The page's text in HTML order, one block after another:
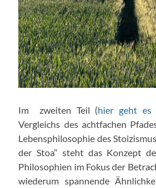
Im zweiten Teil (hier geht es
Vergleichs des achtfachen
Lebensphilosophie des
der Stoa“ steht das Konzept
Philosophien im Fokus der
wiederum spannende